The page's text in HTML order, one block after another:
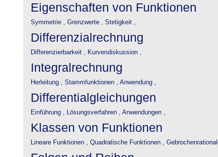
Eigenschaften von Funktionen
Symmetrie , Grenzwerte , Stetigkeit ,
Differenzialrechnung
Differenzierbarkeit , Kurvendiskussion ,
Integralrechnung
Herleitung , Stammfunktionen , Anwendung ,
Differentialgleichungen
Einführung , Lösungsverfahren , Anwendungen ,
Klassen von Funktionen
Lineare Funktionen , Quadratische Funktionen ,